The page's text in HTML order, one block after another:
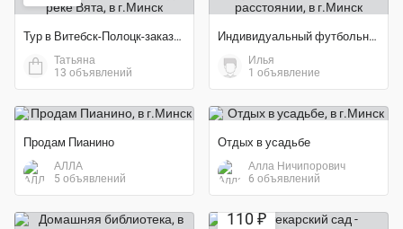
Тур в Витебск-Полоцк-заказник «Ельня»+водопад на реке Вята
Татьяна
13 объявлений
Индивидуальный футбольный тренер на расстоянии
Илья
1 объявление
Продам Пианино
АЛЛА
5 объявлений
Отдых в усадьбе
Алла Ничипорович
6 объявлений
110 ₽